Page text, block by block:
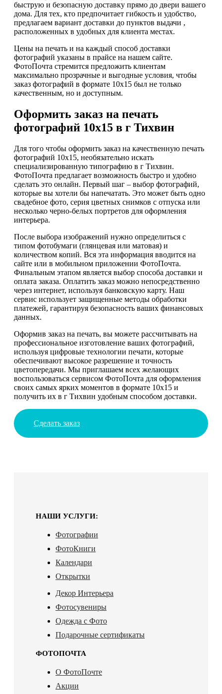
быструю и безопасную доставку прямо до двери вашего
дома. Для тех, кто предпочитает гибкость и удобство,
предлагаем вариант доставки до пунктов выдачи ,
расположенных в удобных для клиента местах.
Цены на печать и на каждый способ доставки
фотографий указаны в прайсе на нашем сайте.
ФотоПочта стремится предложить клиентам
максимально прозрачные и выгодные условия, чтобы
заказ фотографий в формате 10х15 был не только
качественным, но и доступным.
Оформить заказ на печать
фотографий 10х15 в г Тихвин
Для того чтобы оформить заказ на качественную печать
фотографий 10х15, необязательно искать
специализированную типографию в г Тихвин.
ФотоПочта предлагает возможность быстро и удобно
сделать это онлайн. Первый шаг – выбор фотографий,
которые вы хотели бы напечатать. Это может быть одно
свадебное фото, серия цветных снимков с отпуска или
несколько черно-белых портретов для оформления
интерьера.
После выбора изображений нужно определиться с
типом фотобумаги (глянцевая или матовая) и
количеством копий. Вся эта информация вводится на
сайте или в мобильном приложении ФотоПочта.
Финальным этапом является выбор способа доставки и
оплата заказа. Оплатить заказ можно непосредственно
через интернет, используя банковскую карту. Наш
сервис использует защищенные методы обработки
платежей, гарантируя безопасность ваших финансовых
данных.
Оформив заказ на печать, вы можете рассчитывать на
профессиональное изготовление ваших фотографий,
используя цифровые технологии печати, которые
обеспечивают высокое разрешение и точность
цветопередачи. Мы приглашаем всех желающих
воспользоваться сервисом ФотоПочта для оформления
своих самых ярких моментов в формате 10х15 и
получить их в г Тихвин удобным способом доставки.
Сделать заказ
НАШИ УСЛУГИ:
Фотографии
ФотоКниги
Календари
Открытки
Декор Интерьера
Фотосувениры
Одежда с Фото
Подарочные сертификаты
ФОТОПОЧТА
О ФотоПочте
Акции